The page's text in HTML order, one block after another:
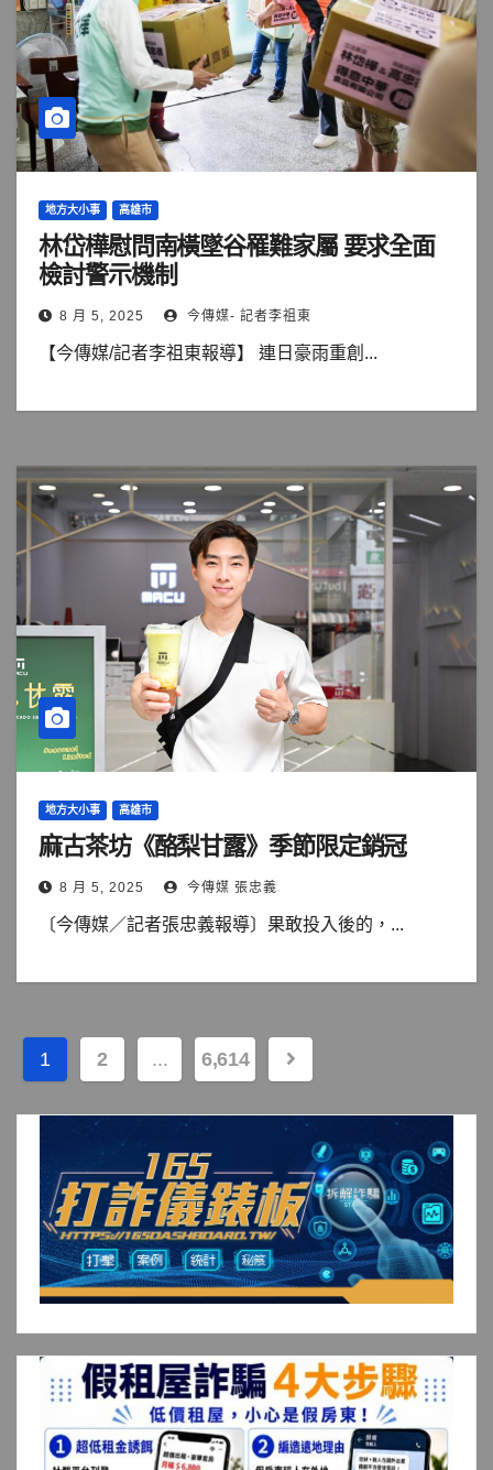
地方大小事 高雄市
林岱樺慰問南橫墜谷罹難家屬 要求全面
檢討警示機制
8 月 5, 2025 今傳媒- 記者李祖東
【今傳媒/記者李祖東報導】 連日豪雨重創...
地方大小事 高雄市
麻古茶坊《酪梨甘露》季節限定銷冠
8 月 5, 2025 今傳媒 張忠義
〔今傳媒／記者張忠義報導〕果敢投入後的，...
文
章
頁
1 2 ... 6,614